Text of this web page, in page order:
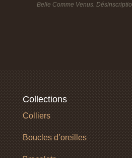
Belle Comme Venus.
Collections
Colliers
Boucles d’oreilles